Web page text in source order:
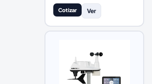
Cotizar Ver